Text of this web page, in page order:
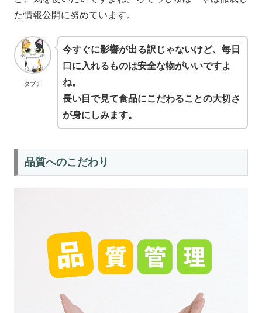
た情報公開に努めています。
タブチ
今すぐに影響が出る訳じゃないけど、毎日
口に入れるものは安全な物がいいですよ
ね。
長い目で見て食品にこだわることの大切さ
が身にしみます。
品質へのこだわり